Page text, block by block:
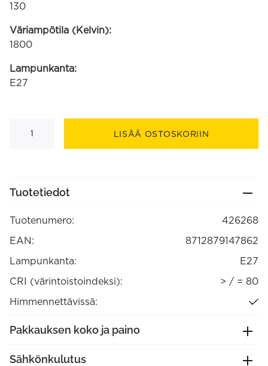
130
Väriampötila (Kelvin):
1800
Lampunkanta:
E27
harmaa
130lm
(426268)
LISÄÄ OSTOSKORIIN
Tuotetiedot
Tuotenumero:
426268
EAN:
8712879147862
Lampunkanta:
E27
CRI (värintoistoindeksi):
> / = 80
Himmennettävissä:
Pakkauksen koko ja paino
Sähkönkulutus